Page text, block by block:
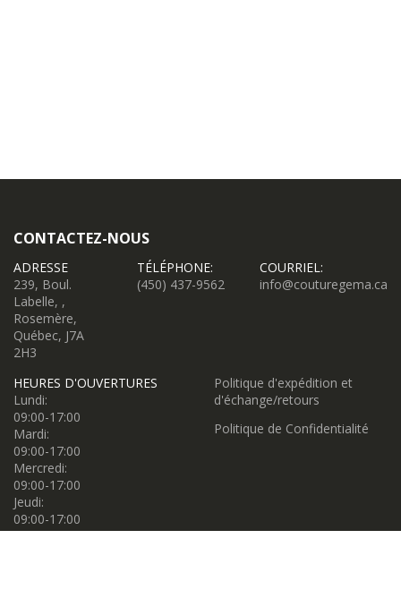
CONTACTEZ-NOUS
ADRESSE
239, Boul.
Labelle, ,
Rosemère,
Québec, J7A
2H3
TÉLÉPHONE:
(450) 437-9562
COURRIEL:
info@couturegema.ca
HEURES D'OUVERTURES
Lundi:
09:00-17:00
Mardi:
09:00-17:00
Mercredi:
09:00-17:00
Jeudi:
09:00-17:00
Vendredi:
Politique d'expédition et
d'échange/retours
Politique de Confidentialité